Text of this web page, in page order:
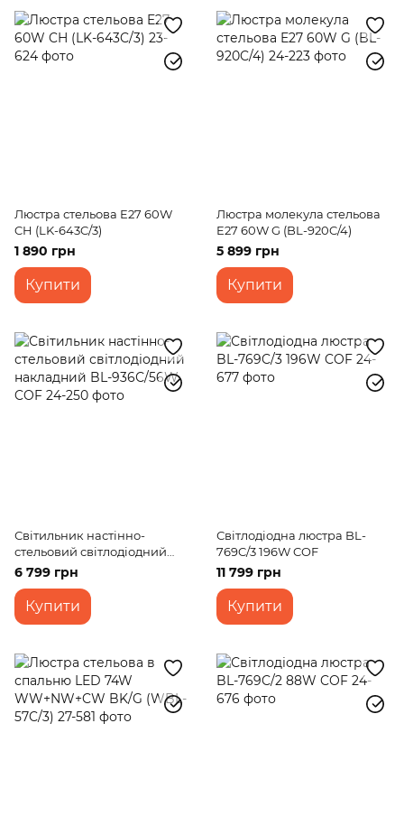
Люстра стельова E27 60W
CH (LK-643C/3)
1 890 грн
Купити
Люстра молекула стельова
E27 60W G (BL-920C/4)
5 899 грн
Купити
Світильник настінно-
стельовий світлодіодний
накладний BL-936С/56W
6 799 грн
Купити
Світлодіодна люстра BL-
769C/3 196W COF
11 799 грн
Купити